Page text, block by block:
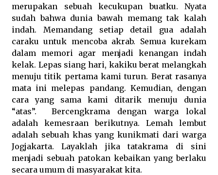
merupakan sebuah kecukupan buatku. Nyata
sudah bahwa dunia bawah memang tak kalah
indah. Memandang setiap detail gua adalah
caraku untuk mencoba akrab. Semua kurekam
dalam memori agar menjadi kenangan indah
kelak. Lepas siang hari, kakiku berat melangkah
menuju titik pertama kami turun. Berat rasanya
mata ini melepas pandang. Kemudian, dengan
cara yang sama kami ditarik menuju dunia
“atas”.
Bercengkrama dengan warga lokal
adalah kemesraan berikutnya. Lemah lembut
adalah sebuah khas yang kunikmati dari warga
Jogjakarta. Layaklah jika tatakrama di sini
menjadi sebuah patokan kebaikan yang berlaku
secara umum di masyarakat kita.